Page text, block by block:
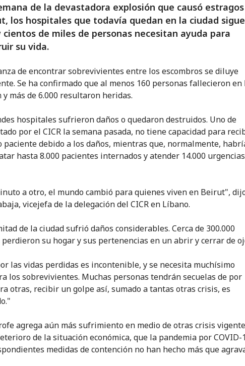
de la devastadora explosión que causó estragos
los hospitales que todavía quedan en la ciudad
cientos de miles de personas necesitan ayuda para
su vida.
de encontrar sobrevivientes entre los escombros se diluye
Se ha confirmado que al menos 160 personas fallecieron en
más de 6.000 resultaron heridas.
hospitales sufrieron daños o quedaron destruidos. Uno de
por el CICR la semana pasada, no tiene capacidad para
paciente debido a los daños, mientras que, normalmente,
hasta 8.000 pacientes internados y atender 14.000 urgencias
a otro, el mundo cambió para quienes viven en Beirut",
vicejefa de la delegación del CICR en Líbano.
de la ciudad sufrió daños considerables. Cerca de 300.000
su hogar y sus pertenencias en un abrir y cerrar de
las vidas perdidas es incontenible, y se necesita muchísimo
los sobrevivientes. Muchas personas tendrán secuelas de por
otras, recibir un golpe así, sumado a tantas otras crisis, es
agrega aún más sufrimiento en medio de otras crisis
de la situación económica, que la pandemia por COVID-
medidas de contención no han hecho más que